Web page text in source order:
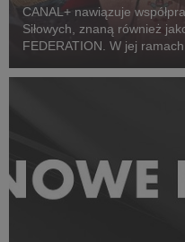
CANAL+ nawiązuje
Siłowych, znaną również
FEDERATION. W jej
Pierwszym wydarzeniem